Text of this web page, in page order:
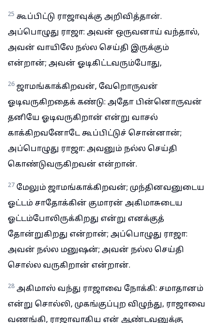
25 கூப்பிட்டு ராஜாவுக்கு அறிவித்தான்.
அப்பொழுது ராஜா: அவன் ஒருவனாய் வந்தால்,
அவன் வாயிலே நல்ல செய்தி இருக்கும்
என்றான்; அவன் ஓடிகிட்டவரும்போது,
26 ஜாமங்காக்கிறவன், வேறொருவன்
ஓடிவருகிறதைக் கண்டு: அதோ பின்னொருவன்
தனியே ஓடிவருகிறான் என்று வாசல்
காக்கிறவனோடே கூப்பிட்டுச் சொன்னான்;
அப்பொழுது ராஜா: அவனும் நல்ல செய்தி
கொண்டுவருகிறவன் என்றான்.
27 மேலும் ஜாமங்காக்கிறவன்; முந்தினவனுடைய
ஓட்டம் சாதோக்கின் குமாரன் அகிமாசுடைய
ஓட்டம்போலிருக்கிறது என்று எனக்குத்
தோன்றுகிறது என்றான்; அப்பொழுது ராஜா:
அவன் நல்ல மனுஷன்; அவன் நல்ல செய்தி
சொல்ல வருகிறான் என்றான்.
28 அகிமாஸ் வந்து ராஜாவை நோக்கி: சமாதானம்
என்று சொல்லி, முகங்குப்புற விழுந்து, ராஜாவை
வணங்கி, ராஜாவாகிய என் ஆண்டவனுக்கு